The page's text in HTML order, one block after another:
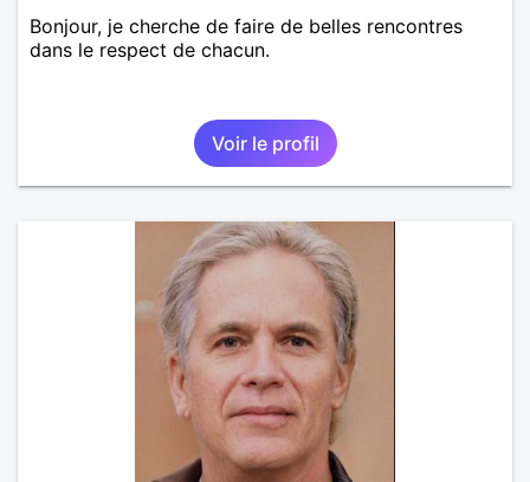
Bonjour, je cherche de faire de belles rencontres
dans le respect de chacun.
Voir le profil